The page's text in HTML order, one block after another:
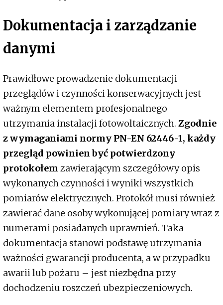
Dokumentacja i zarządzanie
danymi
Prawidłowe prowadzenie dokumentacji
przeglądów i czynności konserwacyjnych jest
ważnym elementem profesjonalnego
utrzymania instalacji fotowoltaicznych. Zgodnie
z wymaganiami normy PN-EN 62446-1, każdy
przegląd powinien być potwierdzony
protokołem zawierającym szczegółowy opis
wykonanych czynności i wyniki wszystkich
pomiarów elektrycznych. Protokół musi również
zawierać dane osoby wykonującej pomiary wraz z
numerami posiadanych uprawnień. Taka
dokumentacja stanowi podstawę utrzymania
ważności gwarancji producenta, a w przypadku
awarii lub pożaru – jest niezbędna przy
dochodzeniu roszczeń ubezpieczeniowych.